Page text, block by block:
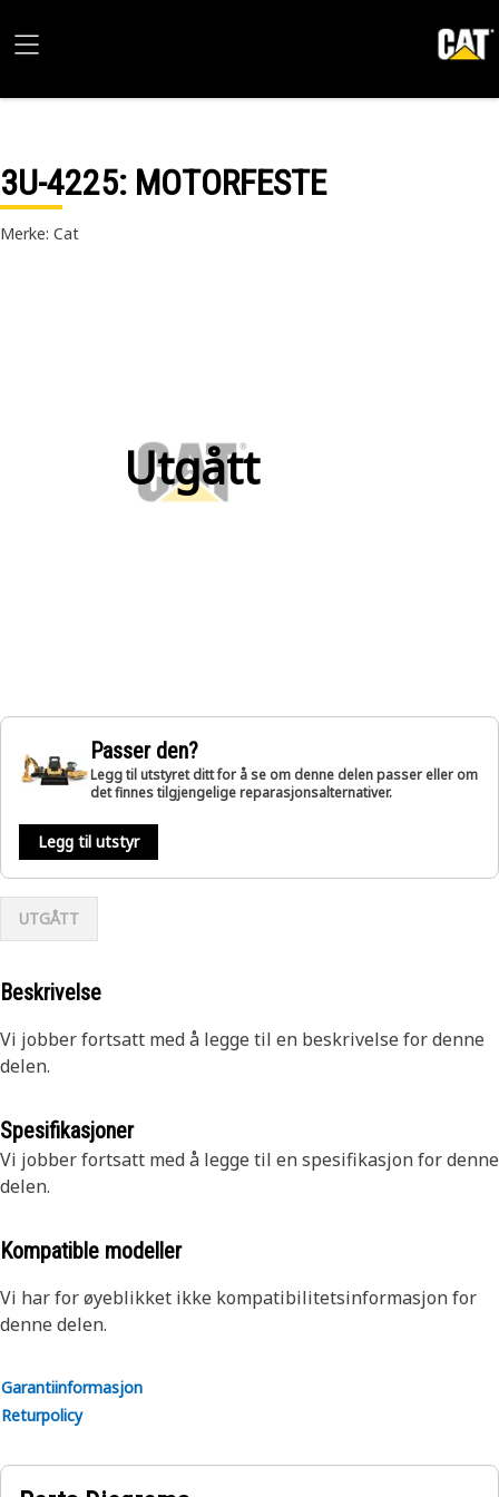
3U-4225: MOTORFESTE
Merke: Cat
Utgått
Passer den?
Legg til utstyret ditt for å se om denne delen passer eller om
det finnes tilgjengelige reparasjonsalternativer.
Legg til utstyr
UTGÅTT
Beskrivelse
Vi jobber fortsatt med å legge til en beskrivelse for denne
delen.
Spesifikasjoner
Vi jobber fortsatt med å legge til en spesifikasjon for denne
delen.
Kompatible modeller
Vi har for øyeblikket ikke kompatibilitetsinformasjon for
denne delen.
Garantiinformasjon
Returpolicy